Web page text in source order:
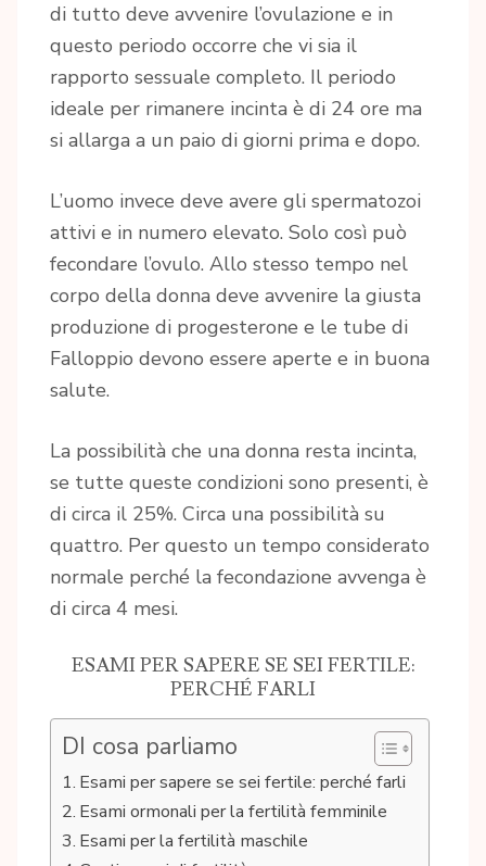
di tutto deve avvenire l’ovulazione e in
questo periodo occorre che vi sia il
rapporto sessuale completo. Il periodo
ideale per rimanere incinta è di 24 ore ma
si allarga a un paio di giorni prima e dopo.
L’uomo invece deve avere gli spermatozoi
attivi e in numero elevato. Solo così può
fecondare l’ovulo. Allo stesso tempo nel
corpo della donna deve avvenire la giusta
produzione di progesterone e le tube di
Falloppio devono essere aperte e in buona
salute.
La possibilità che una donna resta incinta,
se tutte queste condizioni sono presenti, è
di circa il 25%. Circa una possibilità su
quattro. Per questo un tempo considerato
normale perché la fecondazione avvenga è
di circa 4 mesi.
ESAMI PER SAPERE SE SEI FERTILE:
PERCHÉ FARLI
DI cosa parliamo
Esami per sapere se sei fertile: perché farli
Esami ormonali per la fertilità femminile
Esami per la fertilità maschile